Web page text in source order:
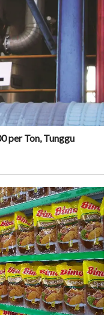
per Ton, Tunggu